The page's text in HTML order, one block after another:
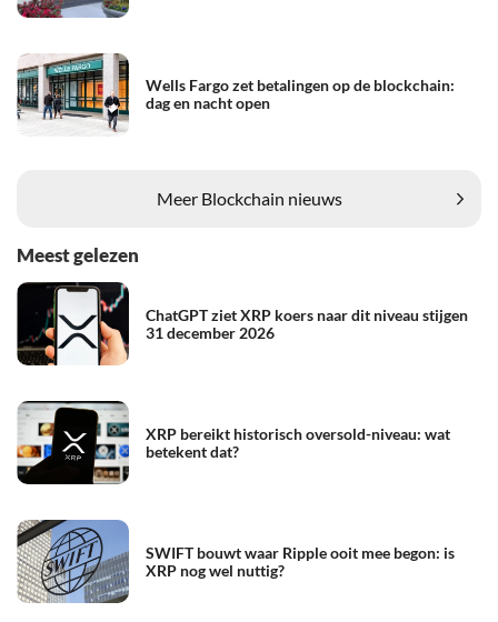
Wells Fargo zet betalingen op de blockchain:
dag en nacht open
Meer Blockchain nieuws
Meest gelezen
ChatGPT ziet XRP koers naar dit niveau stijgen
31 december 2026
XRP bereikt historisch oversold-niveau: wat
betekent dat?
SWIFT bouwt waar Ripple ooit mee begon: is
XRP nog wel nuttig?